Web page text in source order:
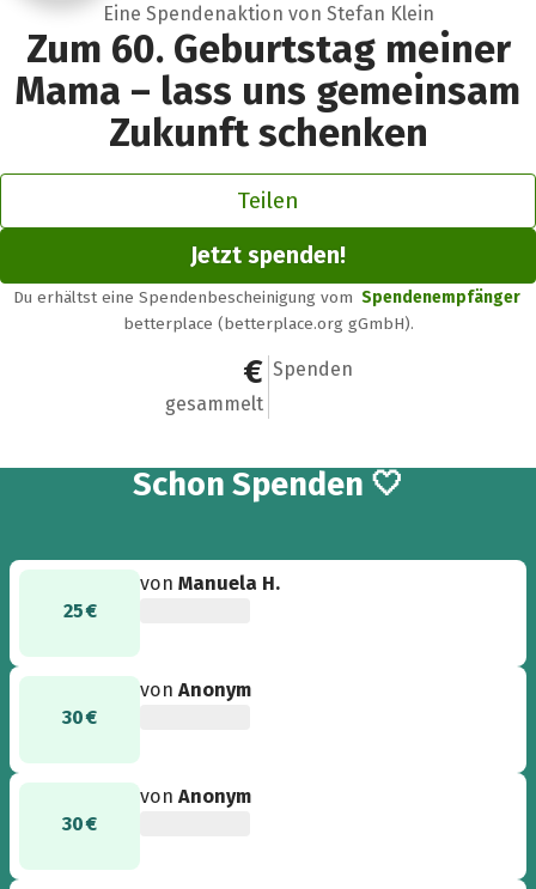
Eine Spendenaktion von Stefan Klein
Zum 60. Geburtstag meiner
Mama – lass uns gemeinsam
Zukunft schenken
Teilen
Jetzt spenden!
Du erhältst eine Spendenbescheinigung vom Spendenempfänger
betterplace (betterplace.org gGmbH).
745 €
gesammelt
19
Spenden
Schon 19
Spenden 🤍
25 €
vonManuela H.
30 €
vonAnonym
30 €
vonAnonym